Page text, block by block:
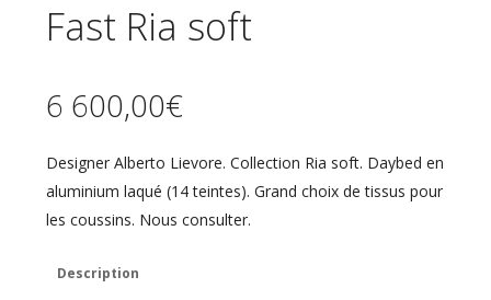
Fast Ria soft
6 600,00€
Designer Alberto Lievore. Collection Ria soft. Daybed en
aluminium laqué (14 teintes). Grand choix de tissus pour
les coussins. Nous consulter.
Description